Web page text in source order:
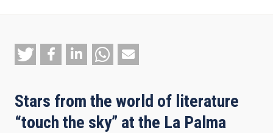
Stars from the world of literature
“touch the sky” at the La Palma